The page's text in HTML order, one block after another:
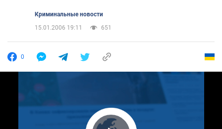
Криминальные новости
15.01.2006 19:11
651
0